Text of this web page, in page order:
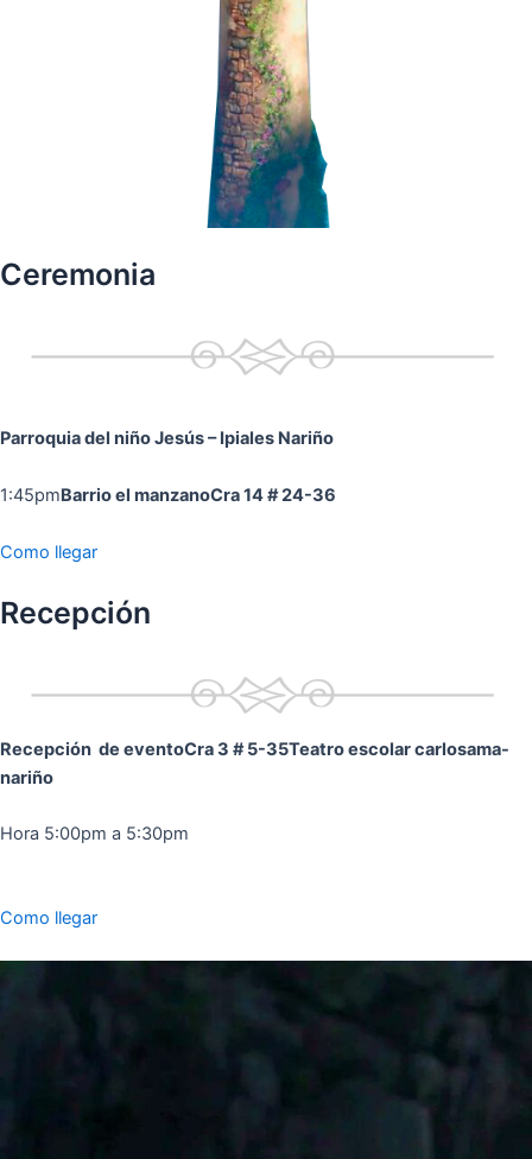
Ceremonia
Parroquia del niño Jesús– Ipiales Nariño
1:45pmBarrio el manzanoCra 14 # 24-36
Como llegar
Recepción
Recepción de eventoCra 3 # 5-35Teatro escolar carlosama-
nariño
Hora 5:00pm a 5:30pm
Como llegar